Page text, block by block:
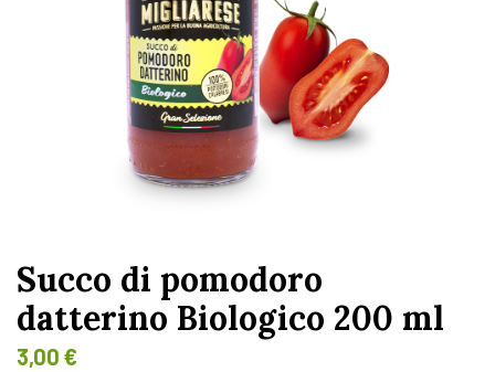
Succo di pomodoro
datterino Biologico 200 ml
3,00 €